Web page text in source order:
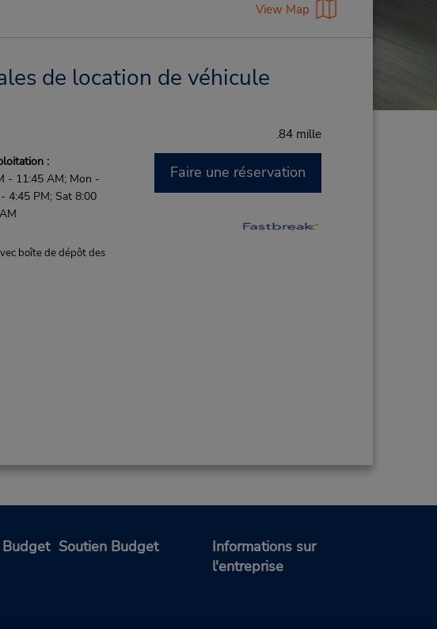
View Map
de location de véhicule
.84 mille
:
- 11:45 AM; Mon -
4:45 PM; Sat 8:00
boîte de dépôt des
Faire une réservation
Soutien Budget
Informations sur
l'entreprise